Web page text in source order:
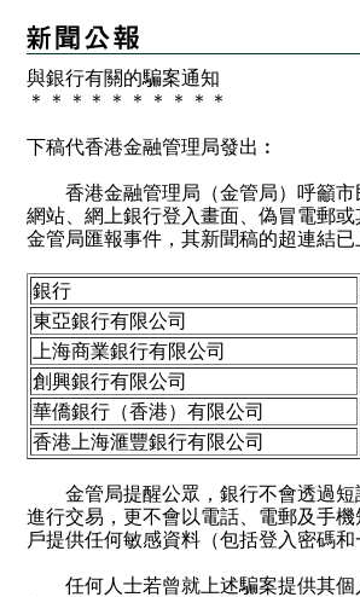
與銀行有關的騙案通知
＊
＊ ＊ ＊ ＊ ＊ ＊ ＊ ＊ ＊
下稿代香港金融管理局發出︰
香港金融管理局（金管局）呼籲市
網站、網上銀行登入畫面、偽冒電郵
金管局匯報事件，其新聞稿的超連結已
銀行
東亞銀行有限公司
上海商業銀行有限公司
創興銀行有限公司
華僑銀行（香港）有限公司
香港上海滙豐銀行有限公司
金管局提醒公眾，銀行不會透過短
進行交易，更不會以電話、電郵及手
戶提供任何敏感資料（包括登入密碼和
任何人士若曾就上述騙案提供其個